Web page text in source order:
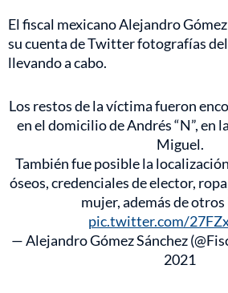
El fiscal mexicano Alejandro
su cuenta de Twitter fotografías del
llevando a cabo.
Los restos de la víctima fueron
en el domicilio de Andrés “N”, en
Miguel.
También fue posible la
óseos, credenciales de elector,
mujer, además de
pic.twitter.com/
— Alejandro Gómez Sánchez
2021